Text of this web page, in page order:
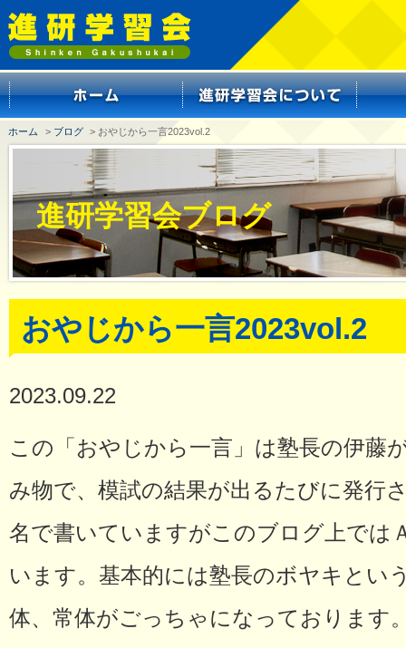
ホーム > ブログ > おやじから一言2023vol.2
進研学習会ブログ
おやじから一言2023vol.2
2023.09.22
この「おやじから一言」は塾長の伊藤
み物で、模試の結果が出るたびに発行
名で書いていますがこのブログ上では
います。基本的には塾長のボヤキとい
体、常体がごっちゃになっております